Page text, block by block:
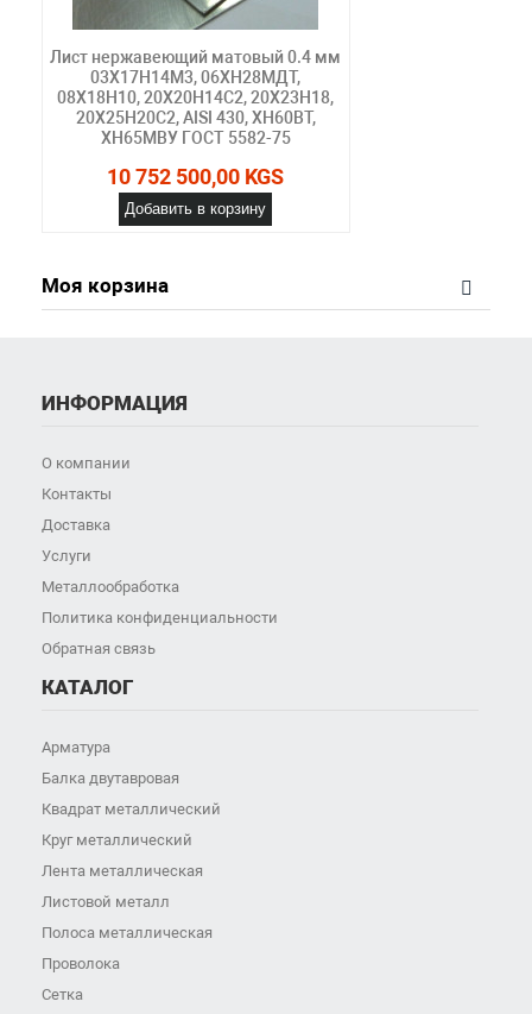
Лист нержавеющий матовый 0.4 мм
03Х17Н14М3, 06ХН28МДТ,
08Х18Н10, 20Х20Н14С2, 20Х23Н18,
20Х25Н20С2, AISI 430, ХН60ВТ,
ХН65МВУ ГОСТ 5582-75
10 752 500,00 KGS
Добавить в корзину
Моя корзина
ИНФОРМАЦИЯ
О компании
Контакты
Доставка
Услуги
Металлообработка
Политика конфиденциальности
Обратная связь
КАТАЛОГ
Арматура
Балка двутавровая
Квадрат металлический
Круг металлический
Лента металлическая
Листовой металл
Полоса металлическая
Проволока
Сетка